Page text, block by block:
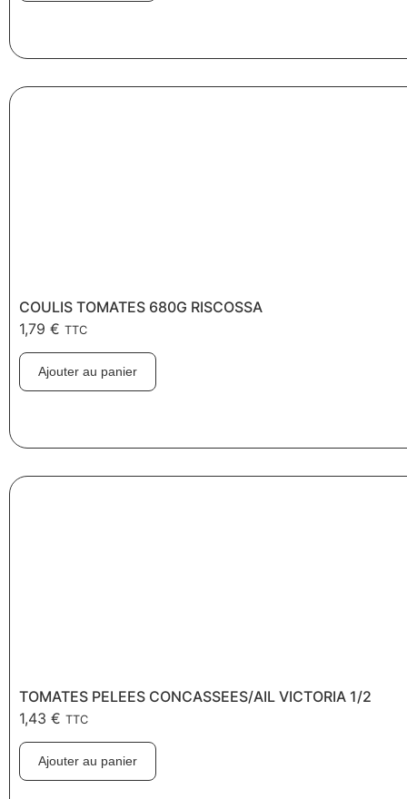
COULIS TOMATES 680G RISCOSSA
1,79 € TTC
Ajouter au panier
TOMATES PELEES CONCASSEES/AIL VICTORIA 1/2
1,43 € TTC
Ajouter au panier